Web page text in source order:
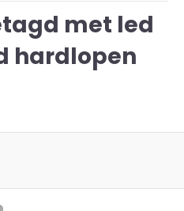
met led
hardlopen